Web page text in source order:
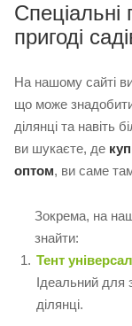
Спеціальні
пригоді
На нашому сайті
що може
ділянці та навіть
ви шукаєте, де
оптом, ви саме
Зокрема, на
знайти:
Тент
Ідеальний для
ділянці.